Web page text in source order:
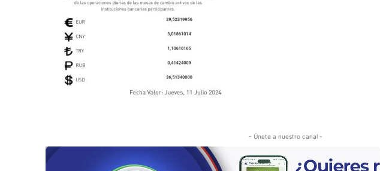
- Únete a nuestro canal -